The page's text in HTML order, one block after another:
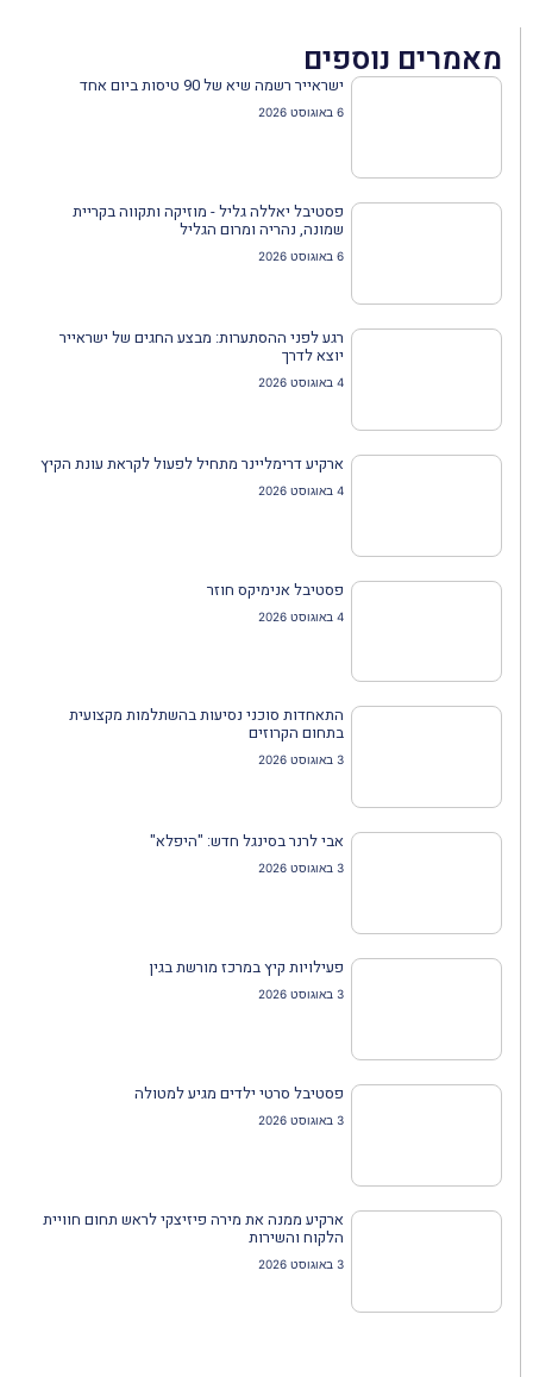
מאמרים נוספים
ישראייר רשמה שיא של 90 טיסות ביום אחד
6 באוגוסט 2026
פסטיבל יאללה גליל - מוזיקה ותקווה בקריית
שמונה, נהריה ומרום הגליל
6 באוגוסט 2026
רגע לפני ההסתערות: מבצע החגים של ישראייר
יוצא לדרך
4 באוגוסט 2026
ארקיע דרימליינר מתחיל לפעול לקראת עונת הקיץ
4 באוגוסט 2026
פסטיבל אנימיקס חוזר
4 באוגוסט 2026
התאחדות סוכני נסיעות בהשתלמות מקצועית
בתחום הקרוזים
3 באוגוסט 2026
אבי לרנר בסינגל חדש: "היפלא"
3 באוגוסט 2026
פעילויות קיץ במרכז מורשת בגין
3 באוגוסט 2026
פסטיבל סרטי ילדים מגיע למטולה
3 באוגוסט 2026
ארקיע ממנה את מירה פיזיצקי לראש תחום חוויית
הלקוח והשירות
3 באוגוסט 2026